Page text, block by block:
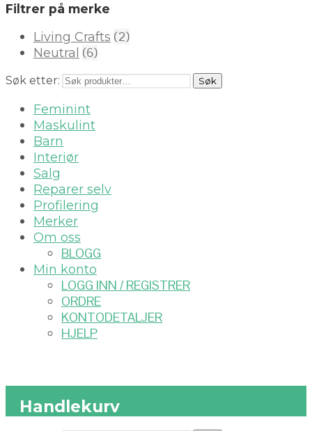
Filtrer på merke
Living Crafts (2)
Neutral (6)
Søk etter: Søk
Feminint
Maskulint
Barn
Interiør
Salg
Reparer selv
Profilering
Merker
Om oss
BLOGG
Min konto
LOGG INN / REGISTRER
ORDRE
KONTODETALJER
HJELP
Handlekurv